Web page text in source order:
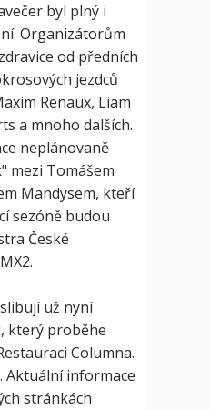
byl plný i
Organizátorům
od předních
jezdců
Renaux, Liam
a mnoho dalších.
neplánovaně
mezi Tomášem
Mandysem, kteří
sezóně budou
České
už nyní
který proběhe
Columna.
Aktuální informace
stránkách